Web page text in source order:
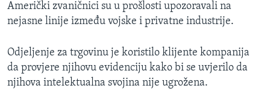
Američki zvaničnici su u prošlosti upozoravali na
nejasne linije između vojske i privatne industrije.
Odjeljenje za trgovinu je koristilo klijente kompanija
da provjere njihovu evidenciju kako bi se uvjerilo da
njihova intelektualna svojina nije ugrožena.